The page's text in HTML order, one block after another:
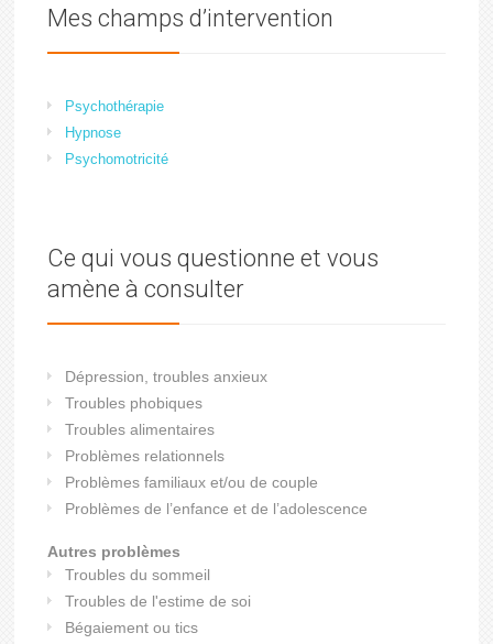
Mes champs d’intervention
Psychothérapie
Hypnose
Psychomotricité
Ce qui vous questionne et vous
amène à consulter
Dépression, troubles anxieux
Troubles phobiques
Troubles alimentaires
Problèmes relationnels
Problèmes familiaux et/ou de couple
Problèmes de l’enfance et de l’adolescence
Autres problèmes
Troubles du sommeil
Troubles de l'estime de soi
Bégaiement ou tics